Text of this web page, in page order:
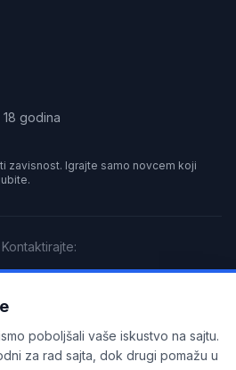
godina
zavisnost. Igrajte samo novcem koji
Gamblers Anonymous
sajt sadrži partnerske linkove. Kada se
možemo dobiti proviziju bez
nam pomaže da održavamo sajt i
poboljšali vaše iskustvo na sajtu.
za rad sajta, dok drugi pomažu u